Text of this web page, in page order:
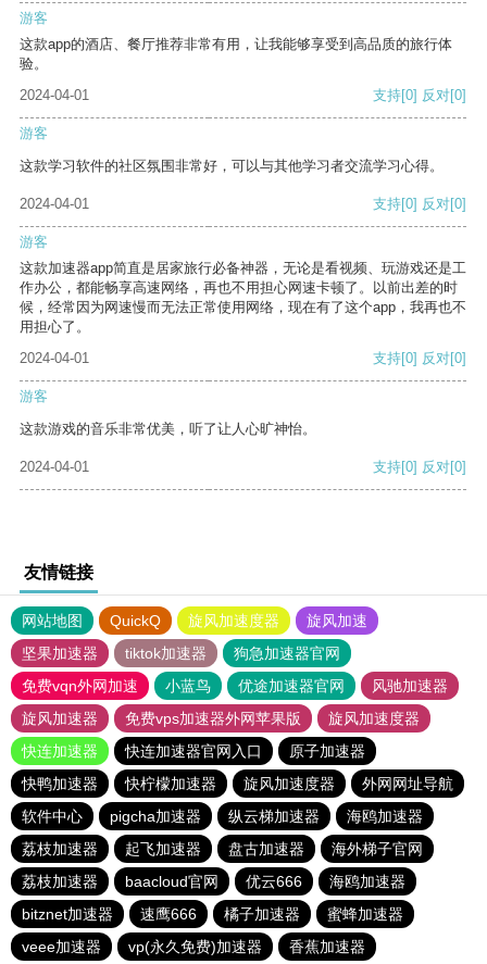
游客
这款app的酒店、餐厅推荐非常有用，让我能够享受到高品质的旅行体
验。
2024-04-01
支持[0] 反对[0]
游客
这款学习软件的社区氛围非常好，可以与其他学习者交流学习心得。
2024-04-01 支持[0] 反对[0]
游客
这款加速器app简直是居家旅行必备神器，无论是看视频、玩游戏还是工
作办公，都能畅享高速网络，再也不用担心网速卡顿了。以前出差的时
候，经常因为网速慢而无法正常使用网络，现在有了这个app，我再也不
用担心了。
2024-04-01
支持[0] 反对[0]
游客
这款游戏的音乐非常优美，听了让人心旷神怡。
2024-04-01 支持[0] 反对[0]
友情链接
网站地图 QuickQ 旋风加速度器
旋风加速
坚果加速器
tiktok加速器
狗急加速器官网
免费vqn外网加速
小蓝鸟 优途加速器官网
风驰加速器
旋风加速器
免费vps加速器外网苹果版
旋风加速度器
快连加速器
快连加速器官网入口
原子加速器
快鸭加速器
快柠檬加速器 旋风加速度器
外网网址导航
软件中心
pigcha加速器 纵云梯加速器
海鸥加速器
荔枝加速器
起飞加速器 盘古加速器
海外梯子官网
荔枝加速器
baacloud官网 优云666
海鸥加速器
bitznet加速器
速鹰666 橘子加速器
蜜蜂加速器
veee加速器
vp(永久免费)加速器 香蕉加速器